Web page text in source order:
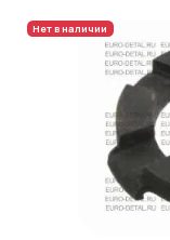
Нет в наличии